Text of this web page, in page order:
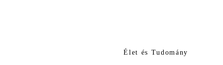
Élet és Tudomány